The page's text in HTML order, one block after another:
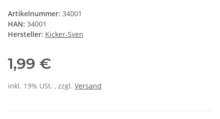
Artikelnummer: 34001
HAN: 34001
Hersteller: Kicker-Sven
1,99 €
inkl. 19% USt. , zzgl. Versand